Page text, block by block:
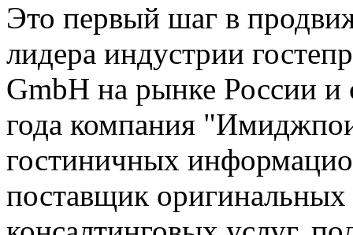
Это первый шаг в
лидера индустрии
GmbH на рынке России
года компания
гостиничных
поставщик